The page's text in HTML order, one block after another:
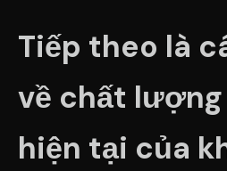
Tiếp theo là
về chất
hiện tại của